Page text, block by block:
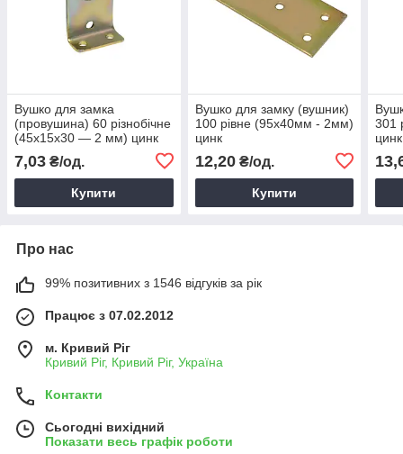
Вушко для замка
(провушина) 60 різнобічне
(45х15х30 — 2 мм) цинк
7,03 ₴/од.
Купити
Вушко для замку (вушник)
100 рівне (95х40мм - 2мм)
цинк
12,20₴/од.
Купити
301
цинк
Про нас
99% позитивних з 1546 відгуків за рік
Працює з 07.02.2012
м. Кривий Ріг
Кривий Ріг, Кривий Ріг, Україна
Контакти
Сьогодні вихідний
Показати весь графік роботи